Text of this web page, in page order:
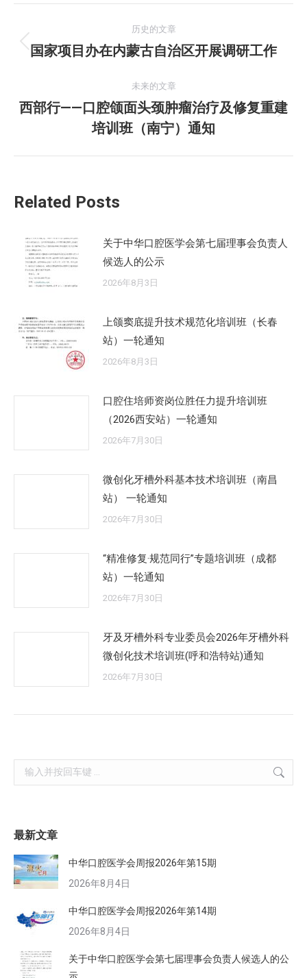
章
航
历史的文章
历
的
文
章：
国家项目办在内蒙古自治区开展调研工作
未来的文章
未
来
的
西部行——口腔颌面头颈肿瘤治疗及修复重建
培训班（南宁）通知
Related Posts
关于中华口腔医学会第七届理事会负责人
候选人的公示
2026年8月3日
上颌窦底提升技术规范化培训班（长春
站）一轮通知
2026年8月3日
口腔住培师资岗位胜任力提升培训班
（2026西安站）一轮通知
2026年7月30日
微创化牙槽外科基本技术培训班（南昌
站） 一轮通知
2026年7月30日
“精准修复·规范同行”专题培训班（成都
站）一轮通知
2026年7月30日
牙及牙槽外科专业委员会2026年牙槽外科
微创化技术培训班(呼和浩特站)通知
2026年7月30日
Search:
最新文章
中华口腔医学会周报2026年第15期
2026年8月4日
中华口腔医学会周报2026年第14期
2026年8月4日
关于中华口腔医学会第七届理事会负责人候选人的公